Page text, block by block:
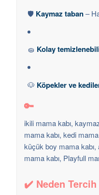
🛡️ Kaymaz taban–
🧽 Kolay
🐶 Köpekler ve
🔑
ikili mama kabı,
mama kabı, kedi
küçük boy mama kabı,
mama kabı, Playfull
✔️ Neden